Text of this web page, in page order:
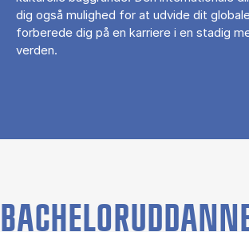
dig også mulighed for at udvide dit
forberede dig på en karriere i en stadig
verden.